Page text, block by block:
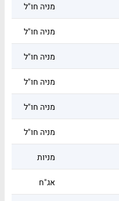
מניה חו"ל
מניה חו"ל
מניה חו"ל
מניה חו"ל
מניה חו"ל
מניה חו"ל
מניות
אג"ח